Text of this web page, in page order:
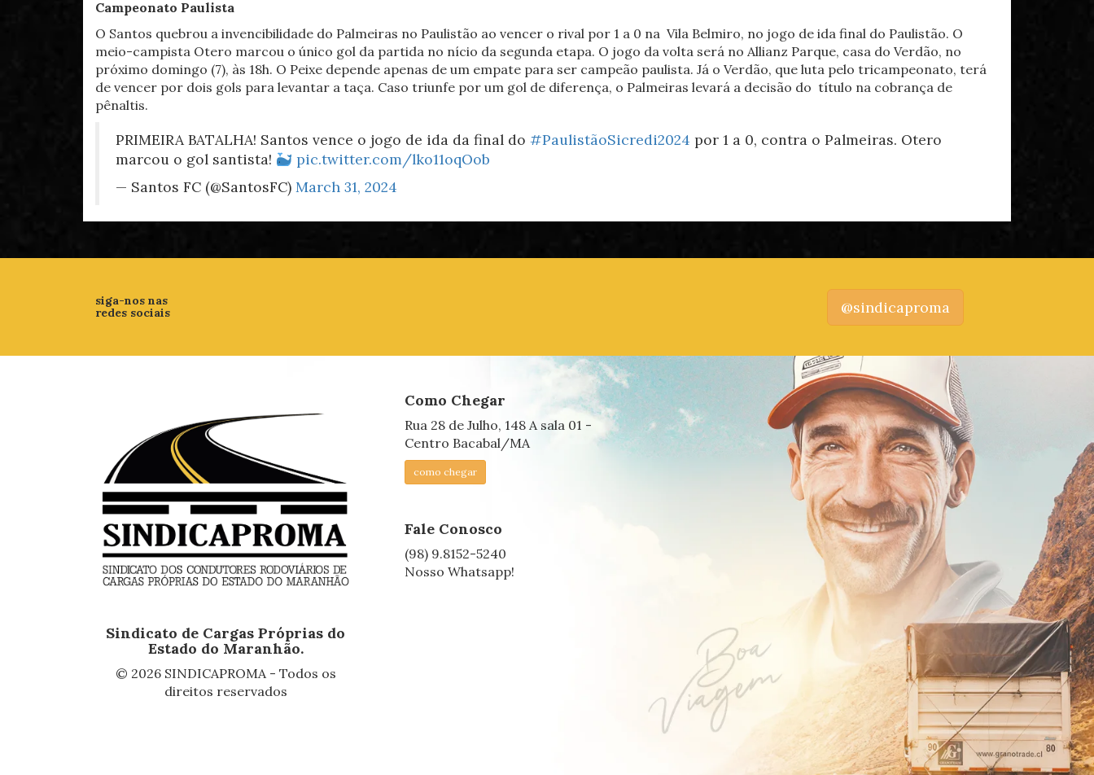
Campeonato Paulista
O Santos quebrou a invencibilidade do Palmeiras no Paulistão ao vencer o rival por 1 a 0 na Vila Belmiro, no jogo de ida final do Paulistão. O
meio-campista Otero marcou o único gol da partida no nício da segunda etapa. O jogo da volta será no Allianz Parque, casa do Verdão, no
próximo domingo (7), às 18h. O Peixe depende apenas de um empate para ser campeão paulista. Já o Verdão, que luta pelo tricampeonato, terá
de vencer por dois gols para levantar a taça. Caso triunfe por um gol de diferença, o Palmeiras levará a decisão do título na cobrança de
pênaltis.
PRIMEIRA BATALHA! Santos vence o jogo de ida da final do #PaulistãoSicredi2024 por 1 a 0, contra o Palmeiras. Otero
marcou o gol santista!
pic.twitter.com/lko11oqOob
— Santos FC (@SantosFC) March 31, 2024
siga-nos nas
redes sociais
@sindicaproma
Sindicato de Cargas Próprias do
Estado do Maranhão.
© 2026 SINDICAPROMA - Todos os
direitos reservados
Como Chegar
Rua 28 de Julho, 148 A sala 01 -
Centro Bacabal/MA
como chegar
Fale Conosco
(98) 9.8152-5240
Nosso Whatsapp!